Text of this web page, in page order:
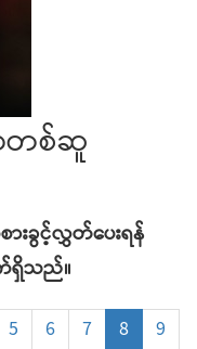
တစ်ဆူ
ားခွင့်လွှတ်ပေးရန်
ရှိသည်။
5 6 7 8
9